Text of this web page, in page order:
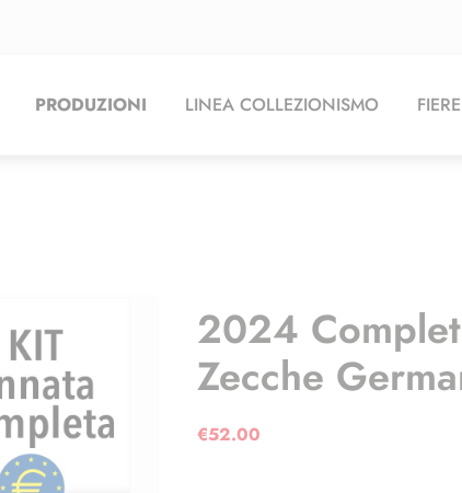
PRODUZIONI LINEA COLLEZIONISMO FIERE
2024
Zecche
€52.00